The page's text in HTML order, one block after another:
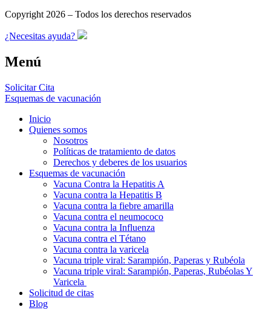
Copyright 2026 – Todos los derechos reservados
¿Necesitas ayuda?
Menú
Solicitar Cita
Esquemas de vacunación
Inicio
Quienes somos
Nosotros
Políticas de tratamiento de datos
Derechos y deberes de los usuarios
Esquemas de vacunación
Vacuna Contra la Hepatitis A
Vacuna contra la Hepatitis B
Vacuna contra la fiebre amarilla
Vacuna contra el neumococo
Vacuna contra la Influenza
Vacuna contra el Tétano
Vacuna contra la varicela
Vacuna triple viral: Sarampión, Paperas y Rubéola
Vacuna triple viral: Sarampión, Paperas, Rubéolas Y
Varicela
Solicitud de citas
Blog